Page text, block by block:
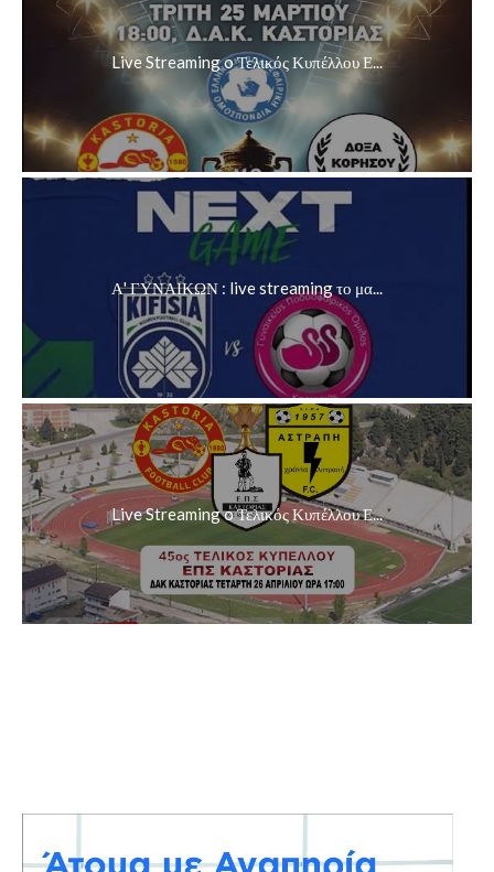
Live Streaming o Τελικός Κυπέλλου Ε...
Α' ΓΥΝΑΙΚΩΝ : live streaming το μα...
Live Streaming o Τελικός Κυπέλλου Ε...